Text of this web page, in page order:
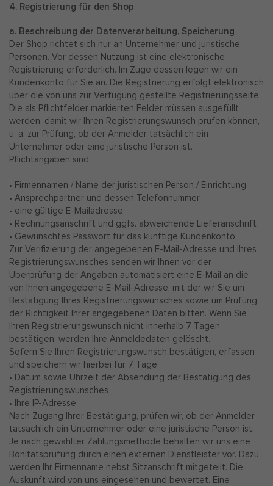
4. Registrierung für den Shop
a. Beschreibung der Datenverarbeitung, Speicherung
Der Shop richtet sich nur an Unternehmer und juristische
Personen. Vor dessen Nutzung ist eine elektronische
Registrierung erforderlich. Im Zuge dessen legen wir ein
Kundenkonto für Sie an. Die Registrierung erfolgt elektronisch
über die von uns zur Verfügung gestellte Registrierungsseite.
Die als Pflichtfelder markierten Felder müssen ausgefüllt
werden, damit wir Ihren Registrierungswunsch prüfen können,
u. a. zur Prüfung, ob der Anmelder tatsächlich ein
Unternehmer oder eine juristische Person ist.
Pflichtangaben sind
• Firmennamen / Name der juristischen Person / Einrichtung
• Ansprechpartner und dessen Telefonnummer
• eine gültige E-Mailadresse
• Rechnungsanschrift und ggfs. abweichende Lieferanschrift
• Gewünschtes Passwort für das künftige Kundenkonto
Zur Verifizierung der angegebenen E-Mail-Adresse und Ihres
Registrierungswunsches senden wir Ihnen vor der
Überprüfung der Angaben automatisiert eine E-Mail an die
von Ihnen angegebene E-Mail-Adresse, mit der wir Sie um
Bestätigung Ihres Registrierungswunsches sowie um Prüfung
der Richtigkeit Ihrer angegebenen Daten bitten. Wenn Sie
Ihren Registrierungswunsch nicht innerhalb 7 Tagen
bestätigen, werden Ihre Anmeldedaten gelöscht.
Sofern Sie Ihren Registrierungswunsch bestätigen, erfassen
und speichern wir hierbei für 7 Tage
• Datum sowie Uhrzeit der Absendung der Bestätigung des
Registrierungswunsches
• Ihre IP-Adresse
Nach Zugang Ihrer Bestätigung, prüfen wir, ob der Anmelder
tatsächlich ein Unternehmer oder eine juristische Person ist.
Je nach gewählter Zahlungsmethode behalten wir uns eine
Bonitätsprüfung durch einen externen Dienstleister vor. Dazu
werden Ihr Firmenname nebst Sitzanschrift mitgeteilt. Die
Auskunft wird von uns eingesehen und bewertet. Eine